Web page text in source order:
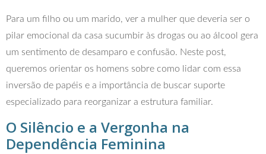
Para um filho ou um marido, ver a mulher que deveria ser o
pilar emocional da casa sucumbir às drogas ou ao álcool gera
um sentimento de desamparo e confusão. Neste post,
queremos orientar os homens sobre como lidar com essa
inversão de papéis e a importância de buscar suporte
especializado para reorganizar a estrutura familiar.
O Silêncio e a Vergonha na
Dependência Feminina